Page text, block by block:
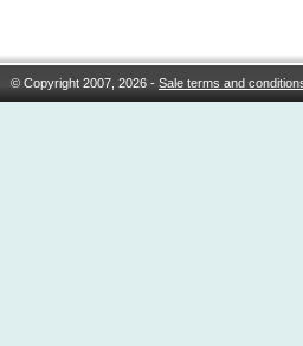
© Copyright 2007, 2026 -Sale terms and